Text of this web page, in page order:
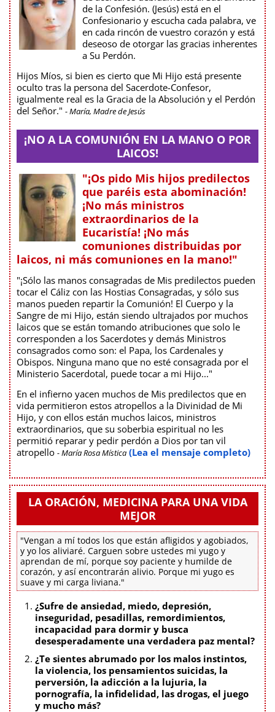
de la Confesión. (Jesús) está en el
Confesionario y escucha cada palabra, ve
en cada rincón de vuestro corazón y está
deseoso de otorgar las gracias inherentes
a Su Perdón.
Hijos Míos, si bien es cierto que Mi Hijo está presente
oculto tras la persona del Sacerdote-Confesor,
igualmente real es la Gracia de la Absolución y el Perdón
del Señor." - María, Madre de Jesús
¡NO A LA COMUNIÓN EN LA MANO O POR
LAICOS!
"¡Os pido Mis hijos predilectos
que paréis esta abominación!
¡No más ministros
extraordinarios de la
Eucaristía! ¡No más
comuniones distribuidas por
laicos, ni más comuniones en la mano!"
"¡Sólo las manos consagradas de Mis predilectos pueden
tocar el Cáliz con las Hostias Consagradas, y sólo sus
manos pueden repartir la Comunión! El Cuerpo y la
Sangre de mi Hijo, están siendo ultrajados por muchos
laicos que se están tomando atribuciones que solo le
corresponden a los Sacerdotes y demás Ministros
consagrados como son: el Papa, los Cardenales y
Obispos. Ninguna mano que no esté consagrada por el
Ministerio Sacerdotal, puede tocar a mi Hijo..."
En el infierno yacen muchos de Mis predilectos que en
vida permitieron estos atropellos a la Divinidad de Mi
Hijo, y con ellos están muchos laicos, ministros
extraordinarios, que su soberbia espiritual no les
permitió reparar y pedir perdón a Dios por tan vil
atropello - María Rosa Mística (Lea el mensaje completo)
LA ORACIÓN, MEDICINA PARA UNA VIDA
MEJOR
"Vengan a mí todos los que están afligidos y agobiados,
y yo los aliviaré. Carguen sobre ustedes mi yugo y
aprendan de mí, porque soy paciente y humilde de
corazón, y así encontrarán alivio. Porque mi yugo es
suave y mi carga liviana."
¿Sufre de ansiedad, miedo, depresión,
inseguridad, pesadillas, remordimientos,
incapacidad para dormir y busca
desesperadamente una verdadera paz mental?
¿Te sientes abrumado por los malos instintos,
la violencia, los pensamientos suicidas, la
perversión, la adicción a la lujuria, la
pornografía, la infidelidad, las drogas, el juego
y mucho más?